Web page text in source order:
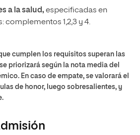
a la salud,especificadas en
complementos 1,2,3 y 4.
cumplen los requisitos superan las
priorizará según la nota media del
En caso de empate, se valorará el
de honor, luego sobresalientes, y